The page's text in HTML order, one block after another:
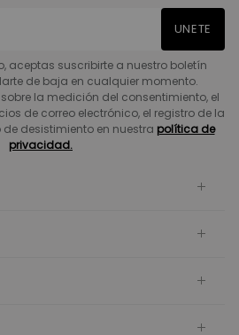
UNETE
aceptas suscribirte a nuestro boletín
de baja en cualquier momento.
la medición del consentimiento, el
de correo electrónico, el registro de la
desistimiento en nuestra política de
privacidad.